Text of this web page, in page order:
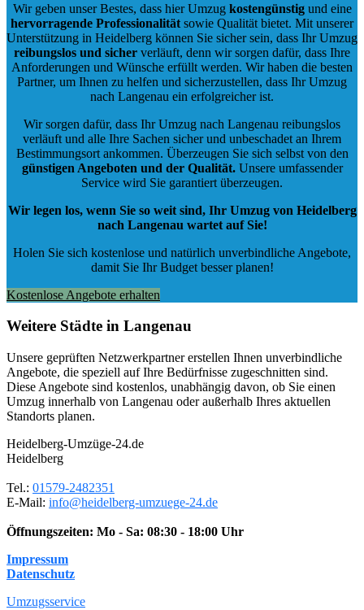
Wir geben unser Bestes, dass hier Umzug kostengünstigund eine
hervorragende Professionalität sowie Qualität bietet. Mit unserer
Unterstützung in Heidelberg können Sie sicher sein, dass Ihr Umzug
reibungslos und sicher verläuft, denn wir sorgen dafür, dass Ihre
Anforderungen und Wünsche erfüllt werden. Wir haben die besten
Partner, um Ihnen zu helfen und sicherzustellen, dass Ihr Umzug
nach Langenau ein erfolgreicher ist.
Wir sorgen dafür, dass Ihr Umzug nach Langenau reibungslos
verläuft und alle Ihre Sachen sicher und unbeschadet an Ihrem
Bestimmungsort ankommen. Überzeugen Sie sich selbst von den
günstigen Angeboten und der Qualität.Unsere umfassender
Service wird Sie garantiert überzeugen.
Wir legen los, wenn Sie so weit sind, Ihr Umzug von Heidelberg
nach Langenau wartet auf Sie!
Holen Sie sich kostenlose und natürlich unverbindliche Angebote,
damit Sie Ihr Budget besser planen!
Kostenlose Angebote erhalten
Weitere Städte in Langenau
Unsere geprüften Netzwerkpartner erstellen Ihnen unverbindliche
Angebote, die speziell auf Ihre Bedürfnisse zugeschnitten sind.
Diese Angebote sind kostenlos, unabhängig davon, ob Sie einen
Umzug innerhalb von Langenau oder außerhalb Ihres aktuellen
Standorts planen.
Heidelberg-Umzüge-24.de
Heidelberg
Tel.: 01579-2482351
E-Mail: info@heidelberg-umzuege-24.de
Öffnungszeiten: Mo - Sa: 08:30 - 18:00 Uhr
Impressum
Datenschutz
Umzugsservice